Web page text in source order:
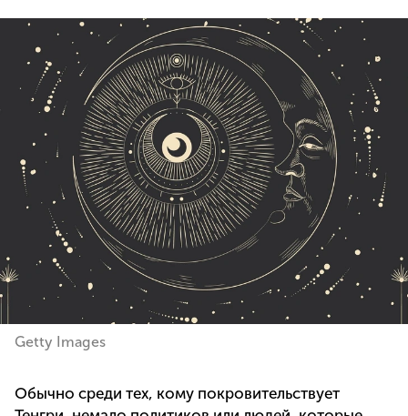
Getty Images
Обычно среди тех, кому покровительствует